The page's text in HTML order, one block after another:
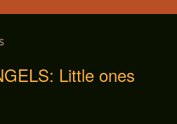
Little ones